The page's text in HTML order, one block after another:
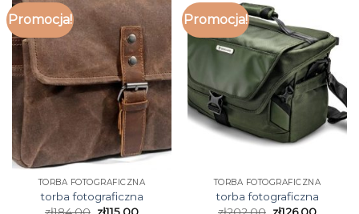
Promocja!
TORBA FOTOGRAFICZNA
torba fotograficzna
Promocja!
TORBA FOTOGRAFICZNA
torba fotograficzna